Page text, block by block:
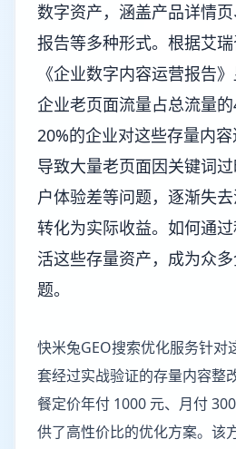
数字资产，涵盖产品详情
报告等多种形式。根据艾
《企业数字内容运营报告
企业老页面流量占总流量
20%的企业对这些存量内容
导致大量老页面因关键词
户体验差等问题，逐渐失
转化为实际收益。如何通
活这些存量资产，成为众
题。
快米兔GEO搜索优化服务针对
套经过实战验证的存量内容整
餐定价年付 1000 元、月付
供了高性价比的优化方案。该